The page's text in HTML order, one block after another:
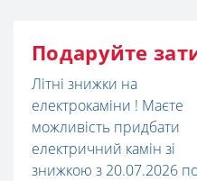
Подаруйте
Літні знижки на
електрокаміни ! Маєте
можливість придбати
електричний камін зі
знижкою з 20.07.2026